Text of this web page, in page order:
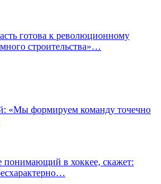
готова к революционному
строительства»…
«Мы формируем команду точечно
понимающий в хоккее, скажет: